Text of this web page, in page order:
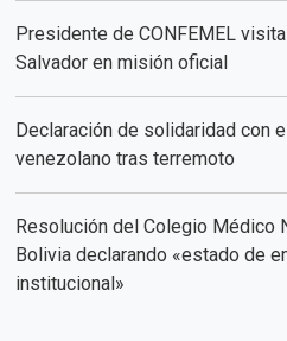
Presidente de CONFEMEL
Salvador en misión oficial
Declaración de solidaridad con
venezolano tras terremoto
Resolución del Colegio Médico
Bolivia declarando «estado de
institucional»